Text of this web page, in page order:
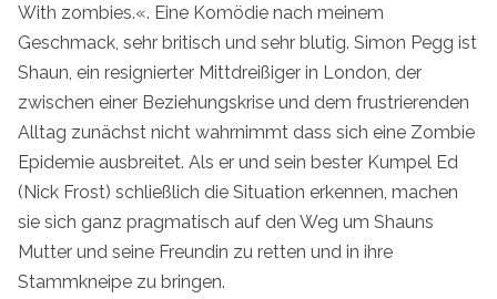
With zombies.«. Eine Komödie nach meinem
Geschmack, sehr britisch und sehr blutig. Simon Pegg ist
Shaun, ein resignierter Mittdreißiger in London, der
zwischen einer Beziehungskrise und dem frustrierenden
Alltag zunächst nicht wahrnimmt dass sich eine Zombie
Epidemie ausbreitet. Als er und sein bester Kumpel Ed
(Nick Frost) schließlich die Situation erkennen, machen
sie sich ganz pragmatisch auf den Weg um Shauns
Mutter und seine Freundin zu retten und in ihre
Stammkneipe zu bringen.